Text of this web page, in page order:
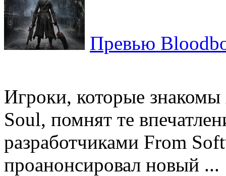
Превью
Игроки, которые
Soul, помнят те
разработчиками From
проанонсировал новый ...